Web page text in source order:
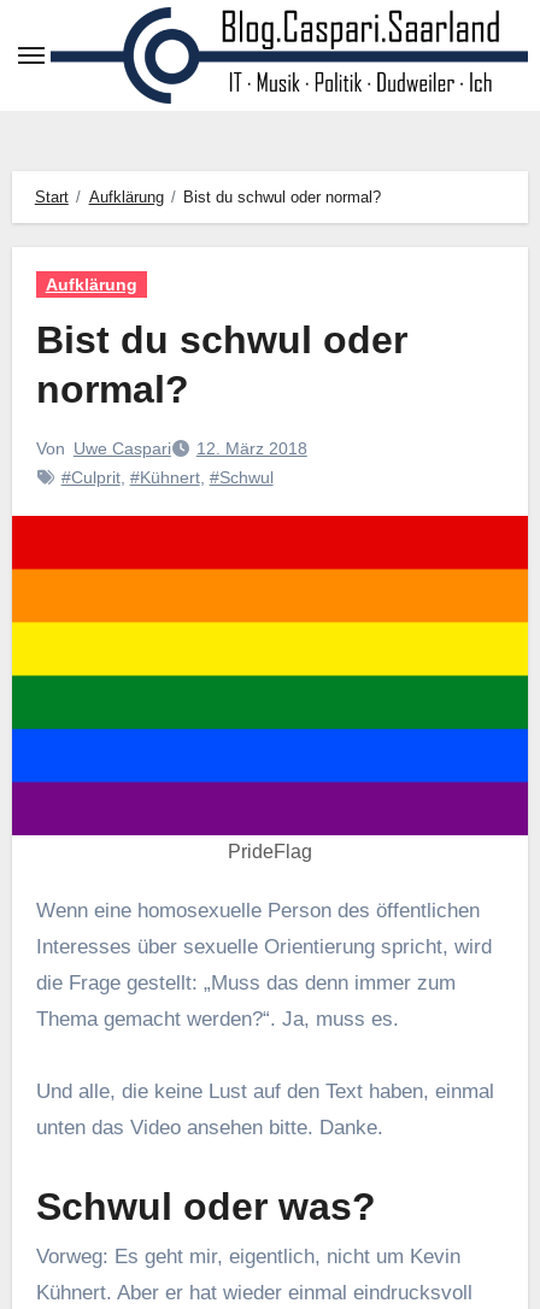
Inhalt
Start Aufklärung Bist du schwul oder normal?
Aufklärung
Bist du schwul oder
normal?
Von Uwe Caspari
12. März 2018
#Culprit, #Kühnert, #Schwul
PrideFlag
Wenn eine homosexuelle Person des öffentlichen
Interesses über sexuelle Orientierung spricht, wird
die Frage gestellt: „Muss das denn immer zum
Thema gemacht werden?“. Ja, muss es.
Und alle, die keine Lust auf den Text haben, einmal
unten das Video ansehen bitte. Danke.
Schwul oder was?
Vorweg: Es geht mir, eigentlich, nicht um Kevin
Kühnert. Aber er hat wieder einmal eindrucksvoll